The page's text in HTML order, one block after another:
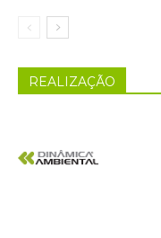
REALIZAÇÃO